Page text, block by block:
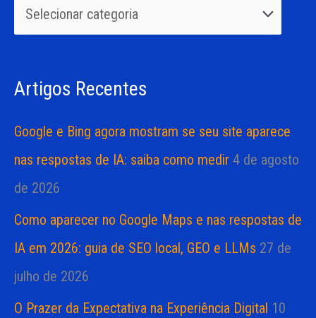
i
a
r
o
s
Artigos Recentes
Google e Bing agora mostram se seu site aparece
nas respostas de IA: saiba como medir 4 de agosto
de 2026
Como aparecer no Google Maps e nas respostas de
IA em 2026: guia de SEO local, GEO e LLMs 27 de
julho de 2026
O Prazer da Expectativa na Experiência Digital 10